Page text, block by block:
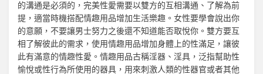
的溝通是必須的，完美性愛需要以雙方的互相溝通、了解為前
提，適當時機搭配情趣用品增加生活樂趣。女性要學會說出你
的意願，不要讓男士努力之後還不知道能否取悅你。雙方要互
相了解彼此的需求，使用情趣用品增加身體上的性滿足，讓彼
此有滿意的情趣性愛。 情趣用品古稱淫器、淫具，泛指幫助性
愉悅或性行為所使用的器具，用來刺激人類的性器官或者其他